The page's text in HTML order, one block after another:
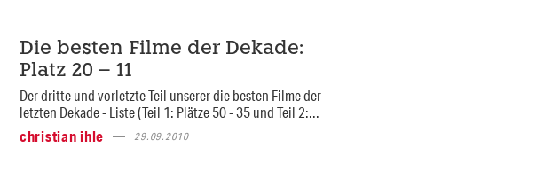
Die besten Filme der Dekade:
Platz 20 – 11
Der dritte und vorletzte Teil unserer die besten Filme der
letzten Dekade - Liste (Teil 1: Plätze 50 - 35 und Teil 2:...
christian ihle
29.09.2010